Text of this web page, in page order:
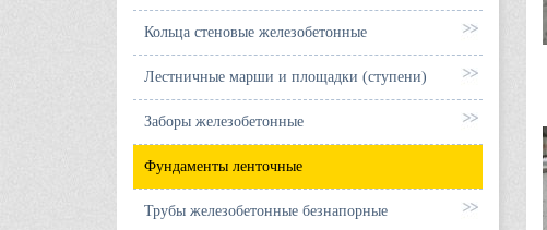
Кольца стеновые железобетонные
Лестничные марши и площадки (ступени)
Заборы железобетонные
Фундаменты ленточные
Трубы железобетонные безнапорные